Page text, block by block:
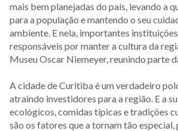
mais bem planejadas do país, levando a
para a população e mantendo o seu
ambiente. E nela, importantes
responsáveis por manter a cultura da
Museu Oscar Niemeyer, reunindo parte
A cidade de Curitiba é um verdadeiro
atraindo investidores para a região. E a
ecológicos, comidas típicas e tradições
são os fatores que a tornam tão